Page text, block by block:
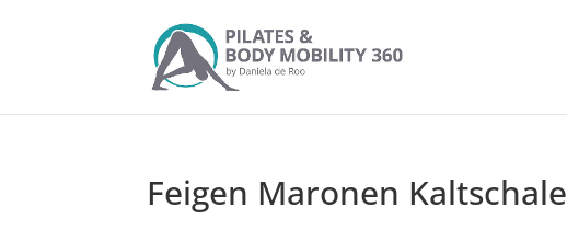
Feigen Maronen Kaltschale